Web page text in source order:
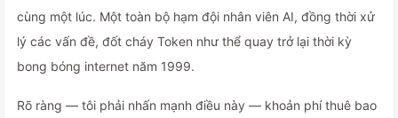
cùng một lúc. Một toàn bộ hạm đội nhân viên AI, đồng thời xử
lý các vấn đề, đốt cháy Token như thể quay trở lại thời kỳ
bong bóng internet năm 1999.
Rõ ràng — tôi phải nhấn mạnh điều này — khoản phí thuê bao